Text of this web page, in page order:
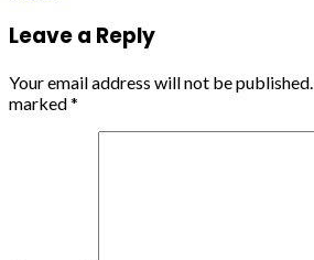
Leave a Reply
Your email address will not be published.
marked*